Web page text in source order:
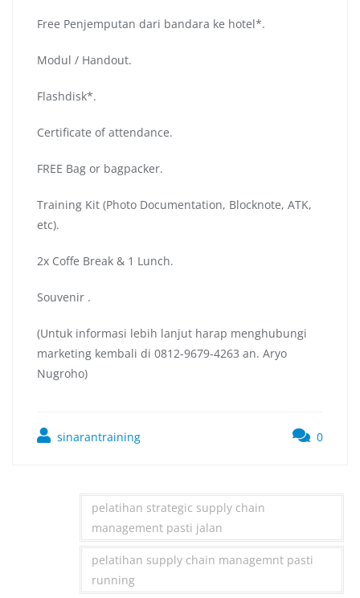
Free Penjemputan dari bandara ke hotel*.
Modul / Handout.
Flashdisk*.
Certificate of attendance.
FREE Bag or bagpacker.
Training Kit (Photo Documentation, Blocknote, ATK,
etc).
2x Coffe Break & 1 Lunch.
Souvenir .
(Untuk informasi lebih lanjut harap menghubungi
marketing kembali di 0812-9679-4263 an. Aryo
Nugroho)
sinarantraining 0
pelatihan strategic supply chain
management pasti jalan
pelatihan supply chain managemnt pasti
running